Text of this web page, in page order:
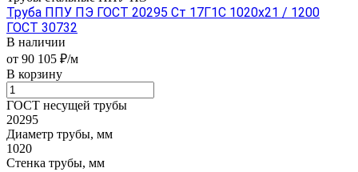
Труба ППУ ПЭ ГОСТ 20295 Ст 17Г1С 1020x21 / 1200
ГОСТ 30732
В наличии
от 90 105 ₽/м
В корзину
ГОСТ несущей трубы
20295
Диаметр трубы, мм
1020
Стенка трубы, мм